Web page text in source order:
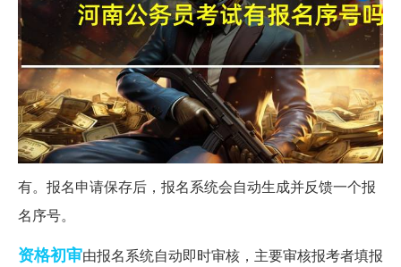
有。报名申请保存后，报名系统会自动生成并反馈一个报
名序号。
资格初审由报名系统自动即时审核，主要审核报考者填报